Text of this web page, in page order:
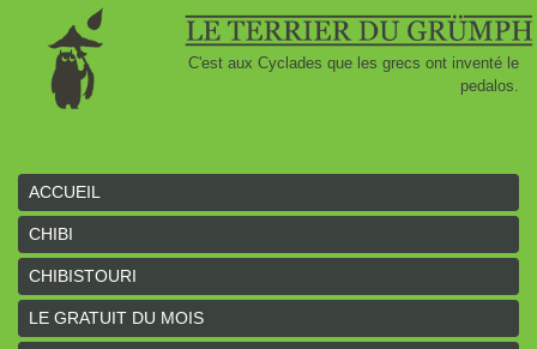
C'est aux Cyclades que les grecs ont inventé le
pedalos.
ACCUEIL
CHIBI
CHIBISTOURI
LE GRATUIT DU MOIS